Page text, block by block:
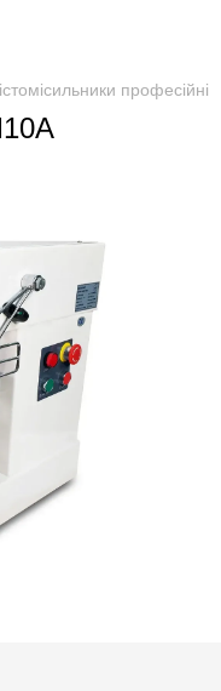
професійні